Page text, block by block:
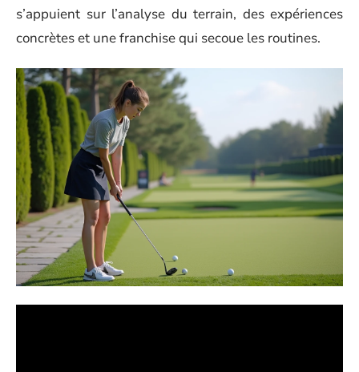
s’appuient sur l’analyse du terrain, des expériences
concrètes et une franchise qui secoue les routines.